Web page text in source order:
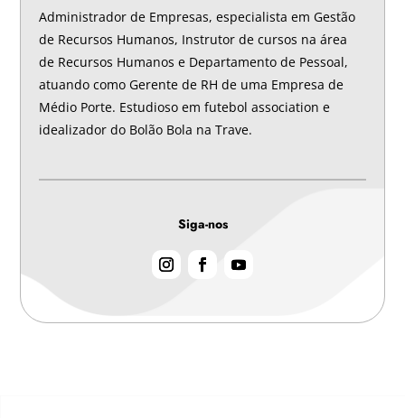
Administrador de Empresas, especialista em Gestão
de Recursos Humanos, Instrutor de cursos na área
de Recursos Humanos e Departamento de Pessoal,
atuando como Gerente de RH de uma Empresa de
Médio Porte. Estudioso em futebol association e
idealizador do Bolão Bola na Trave.
Siga-nos